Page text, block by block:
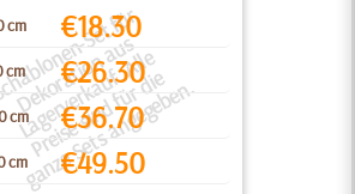
c
a
n
-
o
a
n
s
a
e
e
n.
cm €18.30
cm €26.30
cm €36.70
cm €49.50